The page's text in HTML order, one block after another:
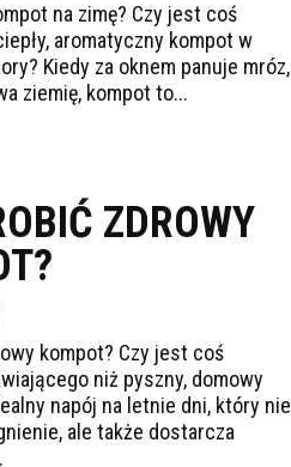
na zimę? Czy jest coś
aromatyczny kompot w
Kiedy za oknem panuje mróz,
ziemię, kompot to...
ZDROWY
kompot? Czy jest coś
niż pyszny, domowy
napój na letnie dni, który nie
ale także dostarcza